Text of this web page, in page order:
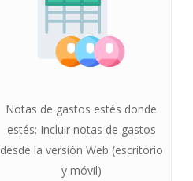
Notas de gastos estés donde
estés: Incluir notas de gastos
desde la versión Web (escritorio
y móvil)